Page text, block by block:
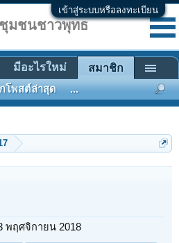
เข้าสู่ระบบหรือลงทะเบียน
พฤศจิกายน 2018
ชุมชนชาวพุทธ
มีอะไรใหม่ สมาชิก
โพสต์ล่าสุด ...